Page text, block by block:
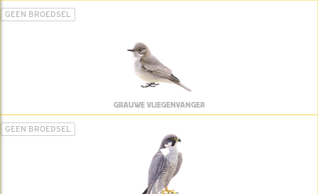
GEEN BROEDSEL
GRAUWE VLIEGENVANGER
GEEN BROEDSEL